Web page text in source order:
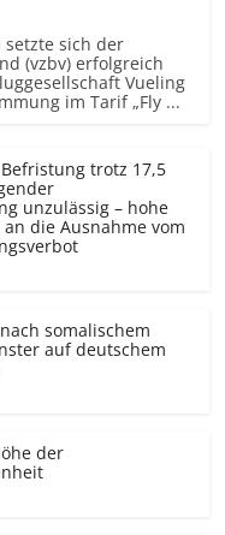
setzte sich der
(vzbv) erfolgreich
Vueling
im Tarif „Fly ...
trotz 17,5
unzulässig – hohe
die Ausnahme vom
somalischem
auf deutschem
der